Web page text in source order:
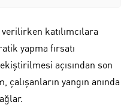
verilirken katılımcılara
yapma fırsatı
açısından son
yangın anında